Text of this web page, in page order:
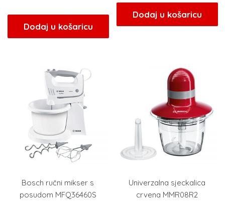
Dodaj u košaricu
Dodaj u košaricu
Bosch ručni mikser s
posudom MFQ36460S
Univerzalna sjeckalica
crvena MMR08R2